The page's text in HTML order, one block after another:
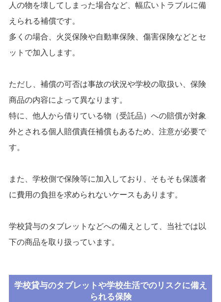
人の物を壊してしまった場合など、幅広いトラブルに備
えられる補償です。
多くの場合、火災保険や自動車保険、傷害保険などとセ
ットで加入します。
ただし、補償の可否は事故の状況や学校の取扱い、保険
商品の内容によって異なります。
特に、他人から借りている物（受託品）への賠償が対象
外とされる個人賠償責任補償もあるため、注意が必要で
す。
また、学校側で保険等に加入しており、そもそも保護者
に費用の負担を求められないケースもあります。
学校貸与のタブレットなどへの備えとして、当社では以
下の商品を取り扱っています。
学校貸与のタブレットや学校生活でのリスクに備え
られる保険